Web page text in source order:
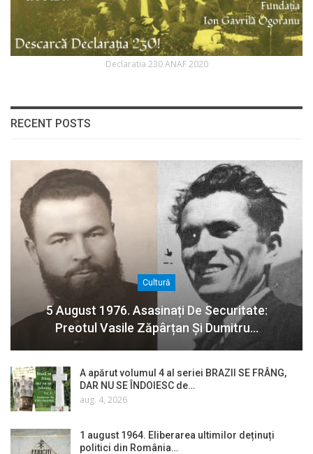
Declaratia 230 ANAF 2020
RECENT POSTS
Cultură
5 August 1976. Asasinați De Securitate:
Preotul Vasile Zăpârțan Și Dumitru…
A apărut volumul 4 al seriei BRAZII SE FRÂNG,
DAR NU SE ÎNDOIESC de…
aug. 4, 2026
1 august 1964. Eliberarea ultimilor deținuți
politici din România…